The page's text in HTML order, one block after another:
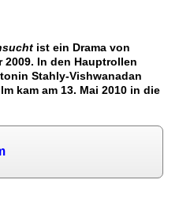
ist ein Drama von
2009. In den Hauptrollen
Stahly-Vishwanadan
kam am 13. Mai 2010 in die